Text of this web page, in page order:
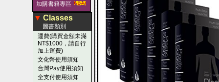
加購書籍專區
▼ Classes
圖書類別
運費(購買金額未滿
NT$1000，請自行
加上運費)
文化幣使用須知
台灣Pay使用須知
全支付使用須知